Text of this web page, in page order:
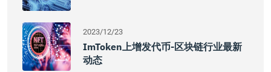
2023/12/23
ImToken上增发代币-区块链行业最新
动态